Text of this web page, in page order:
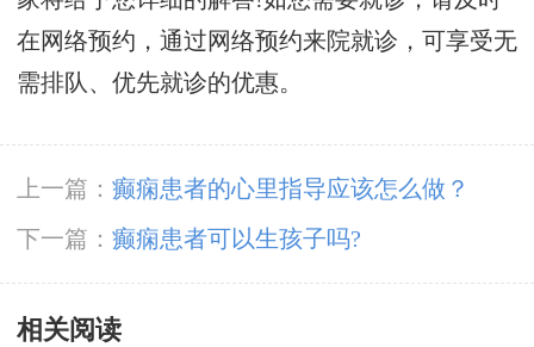
在网络预约，通过网络预约来院就诊，可享受无
需排队、优先就诊的优惠。
上一篇： 癫痫患者的心里指导应该怎么做？
下一篇： 癫痫患者可以生孩子吗?
相关阅读